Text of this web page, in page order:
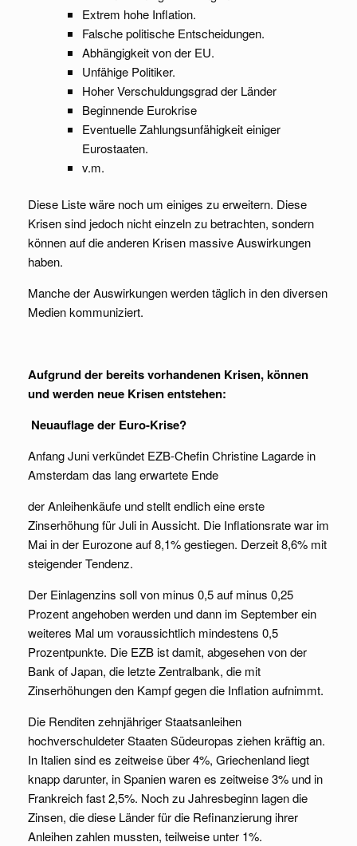
Extrem hohe Inflation.
Falsche politische Entscheidungen.
Abhängigkeit von der EU.
Unfähige Politiker.
Hoher Verschuldungsgrad der Länder
Beginnende Eurokrise
Eventuelle Zahlungsunfähigkeit einiger
Eurostaaten.
v.m.
Diese Liste wäre noch um einiges zu erweitern. Diese
Krisen sind jedoch nicht einzeln zu betrachten, sondern
können auf die anderen Krisen massive Auswirkungen
haben.
Manche der Auswirkungen werden täglich in den diversen
Medien kommuniziert.
Aufgrund der bereits vorhandenen Krisen, können
und werden neue Krisen entstehen:
Neuauflage der Euro-Krise?
Anfang Juni verkündet EZB-Chefin Christine Lagarde in
Amsterdam das lang erwartete Ende
der Anleihenkäufe und stellt endlich eine erste
Zinserhöhung für Juli in Aussicht. Die Inflationsrate war im
Mai in der Eurozone auf 8,1% gestiegen. Derzeit 8,6% mit
steigender Tendenz.
Der Einlagenzins soll von minus 0,5 auf minus 0,25
Prozent angehoben werden und dann im September ein
weiteres Mal um voraussichtlich mindestens 0,5
Prozentpunkte. Die EZB ist damit, abgesehen von der
Bank of Japan, die letzte Zentralbank, die mit
Zinserhöhungen den Kampf gegen die Inflation aufnimmt.
Die Renditen zehnjähriger Staatsanleihen
hochverschuldeter Staaten Südeuropas ziehen kräftig an.
In Italien sind es zeitweise über 4%, Griechenland liegt
knapp darunter, in Spanien waren es zeitweise 3% und in
Frankreich fast 2,5%. Noch zu Jahresbeginn lagen die
Zinsen, die diese Länder für die Refinanzierung ihrer
Anleihen zahlen mussten, teilweise unter 1%.